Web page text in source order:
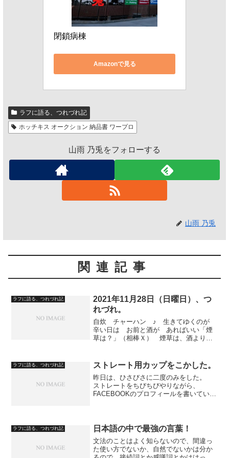
閉鎖病棟
Amazonで見る
ラフに語る、つれづれ記
ホッチキス オークション 納品書 ワープロ
山雨 乃兎をフォローする
山雨 乃兎
関連記事
ラフに語る、つれづれ記
2021年11月28日（日曜日）、つ
れづれ。
自炊 チャーハン ♪ 生きてゆくのが
辛い日は お前と酒が あればいい「煙
草は？」（相棒Ｘ） 煙草は、酒よりも
は お前と煙草と酒が あればいい「パ
ソコンは？」（相棒Ｘ）...
ラフに語る、つれづれ記 ストレート用カップをこかした。
昨日は、ひさびさに二度のみをした。
ストレートをちびちびやりながら、
FACEBOOKのプロフィールを書いていた
カップをこかした。 原...
ラフに語る、つれづれ記 日本語の中で最強の言葉！
文法のことはよく知らないので、間違っ
た使い方でないか、自然でないかは分か